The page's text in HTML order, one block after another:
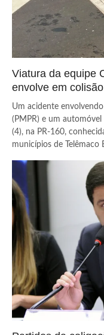
Viatura da equipe
envolve em
Um acidente
(PMPR) e um
(4), na PR-160,
municípios de Telêmaco